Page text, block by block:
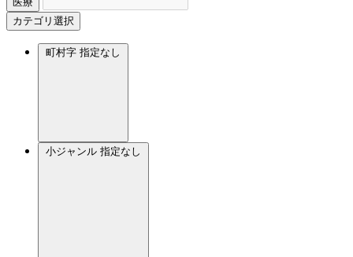
カテゴリ選択
町村字 指定なし
小ジャンル 指定なし